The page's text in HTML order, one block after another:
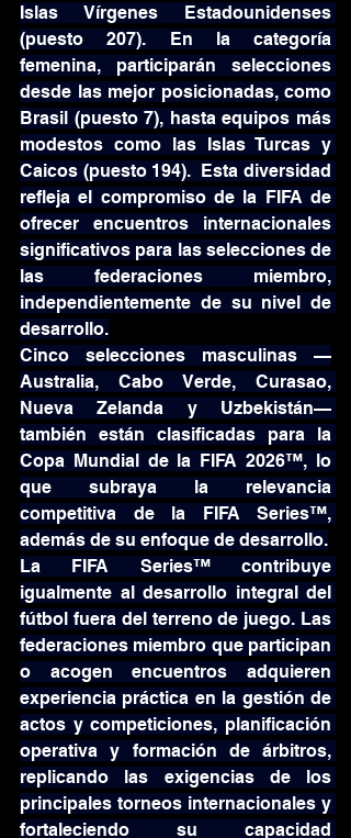
Islas Vírgenes Estadounidenses
(puesto 207). En la categoría
femenina, participarán selecciones
desde las mejor posicionadas, como
Brasil (puesto 7), hasta equipos más
modestos como las Islas Turcas y
Caicos (puesto 194).  Esta diversidad
refleja el compromiso de la FIFA de
ofrecer encuentros internacionales
significativos para las selecciones de
las federaciones miembro,
independientemente de su nivel de
desarrollo.
Cinco selecciones masculinas —
Australia, Cabo Verde, Curasao,
Nueva Zelanda y Uzbekistán—
también están clasificadas para la
Copa Mundial de la FIFA 2026™, lo
que subraya la relevancia
competitiva de la FIFA Series™,
además de su enfoque de desarrollo.
La FIFA Series™ contribuye
igualmente al desarrollo integral del
fútbol fuera del terreno de juego. Las
federaciones miembro que participan
o acogen encuentros adquieren
experiencia práctica en la gestión de
actos y competiciones, planificación
operativa y formación de árbitros,
replicando las exigencias de los
principales torneos internacionales y
fortaleciendo su capacidad